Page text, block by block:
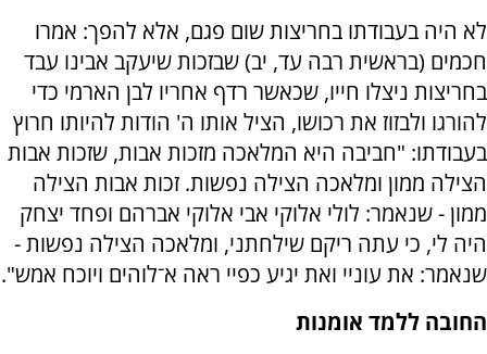
לא היה בעבודתו בחריצות שום פגם, אלא להפך: אמרו
חכמים (בראשית רבה עד, יב) שבזכות שיעקב אבינו עבד
בחריצות ניצלו חייו, שכאשר רדף אחריו לבן הארמי כדי
להורגו ולבזוז את רכושו, הציל אותו ה' הודות להיותו חרוץ
בעבודתו: "חביבה היא המלאכה מזכות אבות, שזכות אבות
הצילה ממון ומלאכה הצילה נפשות. זכות אבות הצילה
ממון - שנאמר: לולי אלוקי אבי אלוקי אברהם ופחד יצחק
היה לי, כי עתה ריקם שילחתני, ומלאכה הצילה נפשות -
שנאמר: את עוניי ואת יגיע כפיי ראה א־לוהים ויוכח אמש".
החובה ללמד אומנות